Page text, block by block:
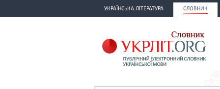
УКРАЇНСЬКА ЛІТЕРАТУРА СЛОВНИК